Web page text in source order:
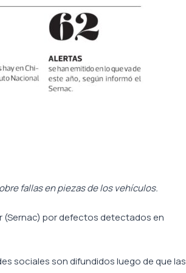
fallas en piezas de los vehículos.
(Sernac) por defectos detectados en
sociales son difundidos luego de que las